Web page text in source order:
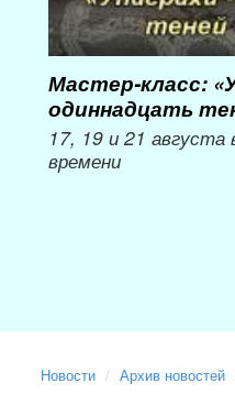
Мастер-класс:
одиннадцать
17, 19 и 21 августа
времени
Новости Архив новостей